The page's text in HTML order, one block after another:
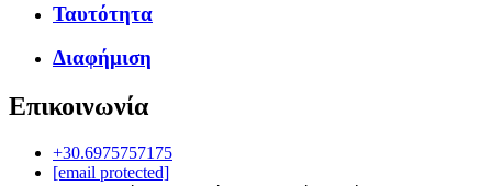
Ταυτότητα
Διαφήμιση
Επικοινωνία
+30.6975757175
[email protected]